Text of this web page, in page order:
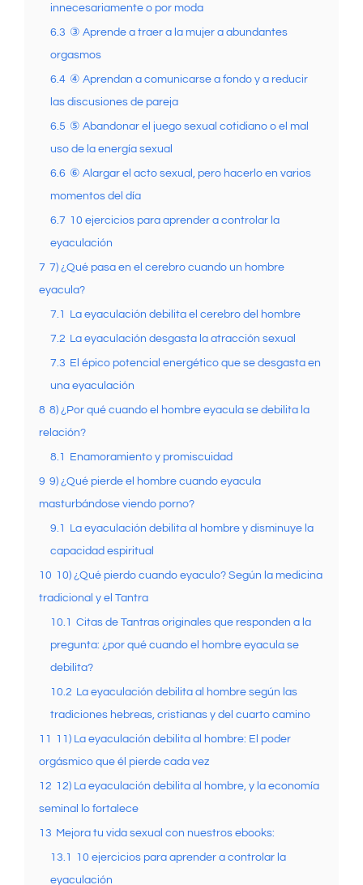
innecesariamente o por moda
6.3 ③ Aprende a traer a la mujer a abundantes
orgasmos
6.4 ④ Aprendan a comunicarse a fondo y a reducir
las discusiones de pareja
6.5 ⑤ Abandonar el juego sexual cotidiano o el mal
uso de la energía sexual
6.6 ⑥ Alargar el acto sexual, pero hacerlo en varios
momentos del día
6.7 10 ejercicios para aprender a controlar la
eyaculación
7 7) ¿Qué pasa en el cerebro cuando un hombre
eyacula?
7.1 La eyaculación debilita el cerebro del hombre
7.2 La eyaculación desgasta la atracción sexual
7.3 El épico potencial energético que se desgasta en
una eyaculación
8 8) ¿Por qué cuando el hombre eyacula se debilita la
relación?
8.1 Enamoramiento y promiscuidad
9 9) ¿Qué pierde el hombre cuando eyacula
masturbándose viendo porno?
9.1 La eyaculación debilita al hombre y disminuye la
capacidad espiritual
10 10) ¿Qué pierdo cuando eyaculo? Según la medicina
tradicional y el Tantra
10.1 Citas de Tantras originales que responden a la
pregunta: ¿por qué cuando el hombre eyacula se
debilita?
10.2 La eyaculación debilita al hombre según las
tradiciones hebreas, cristianas y del cuarto camino
11
11) La eyaculación debilita al hombre: El poder
orgásmico que él pierde cada vez
12 12) La eyaculación debilita al hombre, y la economía
seminal lo fortalece
13 Mejora tu vida sexual con nuestros ebooks:
13.1
10 ejercicios para aprender a controlar la
eyaculación